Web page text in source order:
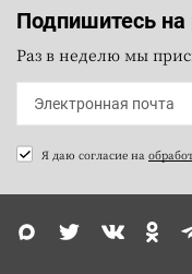
Подпишитесь на
Раз в неделю мы
Я даю согласие на